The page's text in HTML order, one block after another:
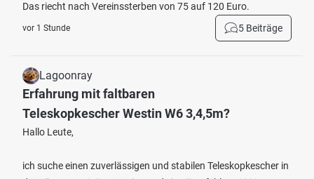
Das riecht nach Vereinssterben von 75 auf 120 Euro.
vor 1 Stunde 5 Beiträge
Lagoonray
Erfahrung mit faltbaren
Teleskopkescher Westin W6 3,4,5m?
Hallo Leute,
ich suche einen zuverlässigen und stabilen Teleskopkescher in